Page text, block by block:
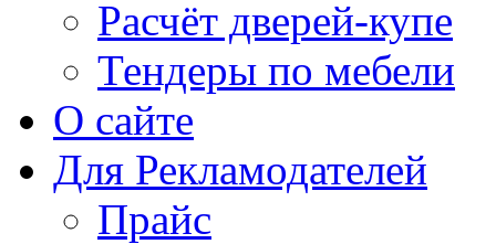
Расчёт дверей-купе
Тендеры по мебели
О сайте
Для Рекламодателей
Прайс